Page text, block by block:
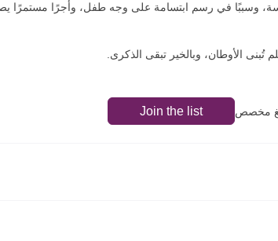
وسببًا في رسم ابتسامة على وجه طفل، وأجرًا مستمرًا
الأوطان، وبالخير تبقى الذكرى.
Join the list